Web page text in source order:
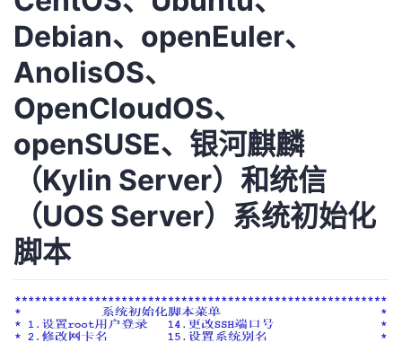
人
主
页
我
的
开
发
者
我
博
的
我
Debian、openEuler、
AnolisOS、
OpenCloudOS、
openSUSE、银河麒麟
（Kylin Server）和统信
（UOS Server）系统初始化
脚本